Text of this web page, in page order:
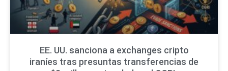
EE. UU. sanciona a exchanges cripto
iraníes tras presuntas transferencias de